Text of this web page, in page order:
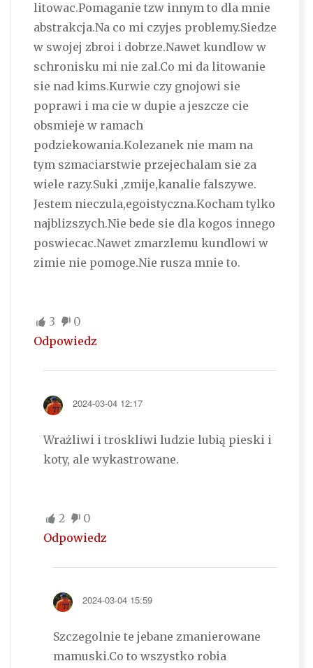
litowac.Pomaganie tzw innym to dla mnie
abstrakcja.Na co mi czyjes problemy.Siedze
w swojej zbroi i dobrze.Nawet kundlow w
schronisku mi nie zal.Co mi da litowanie
sie nad kims.Kurwie czy gnojowi sie
poprawi i ma cie w dupie a jeszcze cie
obsmieje w ramach
podziekowania.Kolezanek nie mam na
tym szmaciarstwie przejechalam sie za
wiele razy.Suki ,zmije,kanalie falszywe.
Jestem nieczula,egoistyczna.Kocham tylko
najblizszych.Nie bede sie dla kogos innego
poswiecac.Nawet zmarzlemu kundlowi w
zimie nie pomoge.Nie rusza mnie to.
3
0
Odpowiedz
2024-03-04 12:17
Wrażliwi i troskliwi ludzie lubią pieski i
koty, ale wykastrowane.
2
0
Odpowiedz
2024-03-04 15:59
Szczegolnie te jebane zmanierowane
mamuski.Co to wszystko robia